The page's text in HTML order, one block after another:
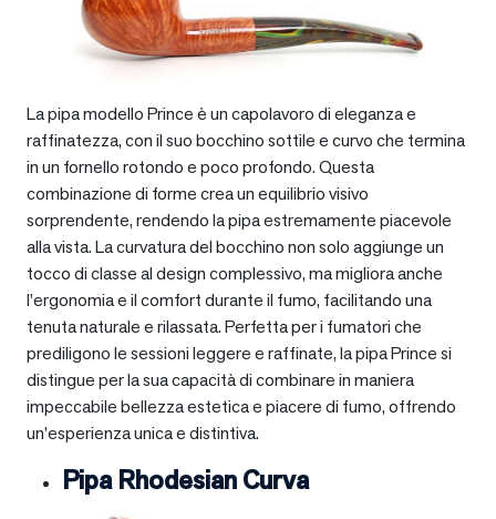
La pipa modello Prince è un capolavoro di eleganza e
raffinatezza, con il suo bocchino sottile e curvo che termina
in un fornello rotondo e poco profondo. Questa
combinazione di forme crea un equilibrio visivo
sorprendente, rendendo la pipa estremamente piacevole
alla vista. La curvatura del bocchino non solo aggiunge un
tocco di classe al design complessivo, ma migliora anche
l’ergonomia e il comfort durante il fumo, facilitando una
tenuta naturale e rilassata. Perfetta per i fumatori che
prediligono le sessioni leggere e raffinate, la pipa Prince si
distingue per la sua capacità di combinare in maniera
impeccabile bellezza estetica e piacere di fumo, offrendo
un’esperienza unica e distintiva.
Pipa Rhodesian Curva